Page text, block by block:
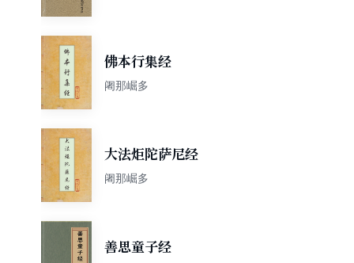
佛本行集经
阇那崛多
大法炬陀萨尼经
阇那崛多
善思童子经